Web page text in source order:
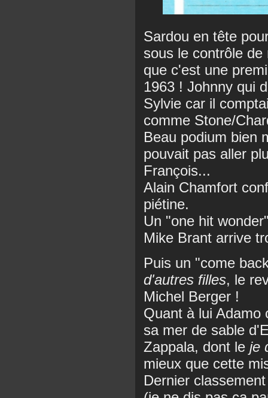
Sardou en tête
sous le contrôle
que c'est une
1963 ! Johnny qui
Sylvie car il
comme Stone/
Beau podium bien
pouvait pas aller
François...
Alain Chamfort
piétine.
Un "one hit
Mike Brant arrive
Puis un "come
d'autres filles, le
Michel Berger !
Quant à lui Adamo
sa mer de sable
Zappala, dont le je
mieux que cette
Dernier